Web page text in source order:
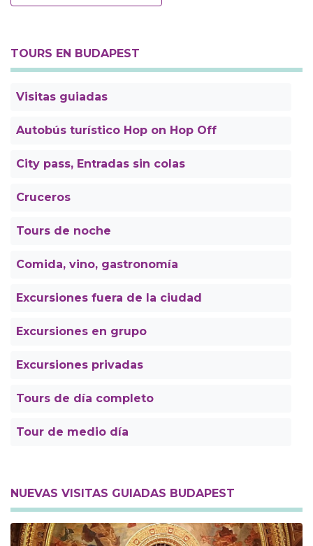
TOURS EN BUDAPEST
Visitas guiadas
Autobús turístico Hop on Hop Off
City pass, Entradas sin colas
Cruceros
Tours de noche
Comida, vino, gastronomía
Excursiones fuera de la ciudad
Excursiones en grupo
Excursiones privadas
Tours de día completo
Tour de medio día
NUEVAS VISITAS GUIADAS BUDAPEST